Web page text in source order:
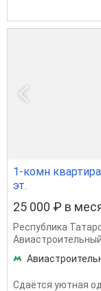
1-комн
эт.
25 000 ₽ в
Республика
Сдаётся уютная